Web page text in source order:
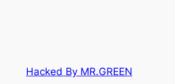
Hacked By MR.GREEN